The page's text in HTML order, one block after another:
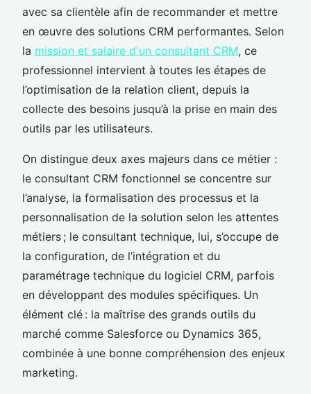
avec sa clientèle afin de recommander et mettre
en œuvre des solutions CRM performantes. Selon
la mission et salaire d'un consultant CRM, ce
professionnel intervient à toutes les étapes de
l’optimisation de la relation client, depuis la
collecte des besoins jusqu’à la prise en main des
outils par les utilisateurs.
On distingue deux axes majeurs dans ce métier :
le consultant CRM fonctionnel se concentre sur
l’analyse, la formalisation des processus et la
personnalisation de la solution selon les attentes
métiers ; le consultant technique, lui, s’occupe de
la configuration, de l’intégration et du
paramétrage technique du logiciel CRM, parfois
en développant des modules spécifiques. Un
élément clé : la maîtrise des grands outils du
marché comme Salesforce ou Dynamics 365,
combinée à une bonne compréhension des enjeux
marketing.